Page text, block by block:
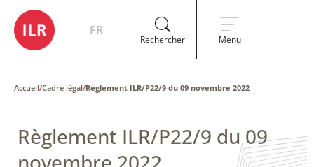
FR
Rechercher Menu
Accueil/Cadre légal/Règlement ILR/P22/9 du 09 novembre 2022
Règlement ILR/P22/9 du 09